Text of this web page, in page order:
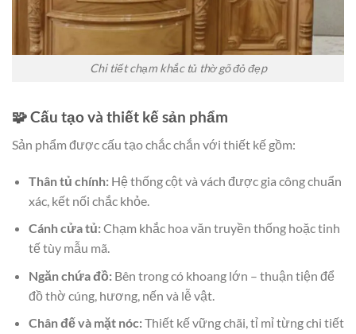
Chi tiết chạm khắc tủ thờ gõ đỏ đẹp
🧩 Cấu tạo và thiết kế sản phẩm
Sản phẩm được cấu tạo chắc chắn với thiết kế gồm:
Thân tủ chính:Hệ thống cột và vách được gia công chuẩn
xác, kết nối chắc khỏe.
Cánh cửa tủ:Chạm khắc hoa văn truyền thống hoặc tinh
tế tùy mẫu mã.
Ngăn chứa đồ:Bên trong có khoang lớn – thuận tiện để
đồ thờ cúng, hương, nến và lễ vật.
Chân đế và mặt nóc:Thiết kế vững chãi, tỉ mỉ từng chi tiết